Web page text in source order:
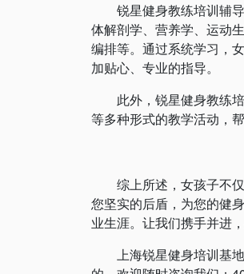
锐星健身教练培训辅导
体解剖学、营养学、运动
编排等。通过系统学习，
加贴心、专业的指导。
此外，锐星健身教练培
等多种形式的教学活动，
综上所述，女孩子不仅
您坚实的后盾，为您的健
业生涯。让我们携手并进
上海锐星健身培训基地